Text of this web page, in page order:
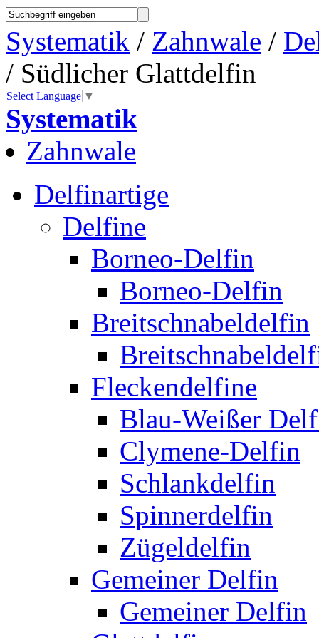
Systematik / Zahnwale /
/ Südlicher Glattdelfin
Select Language ▼
Systematik
Zahnwale
Delfinartige
Delfine
Borneo-Delfin
Borneo-Delfin
Breitschnabeldelfin
Fleckendelfine
Blau-Weißer
Clymene-Delfin
Schlankdelfin
Spinnerdelfin
Zügeldelfin
Gemeiner Delfin
Gemeiner Delfin